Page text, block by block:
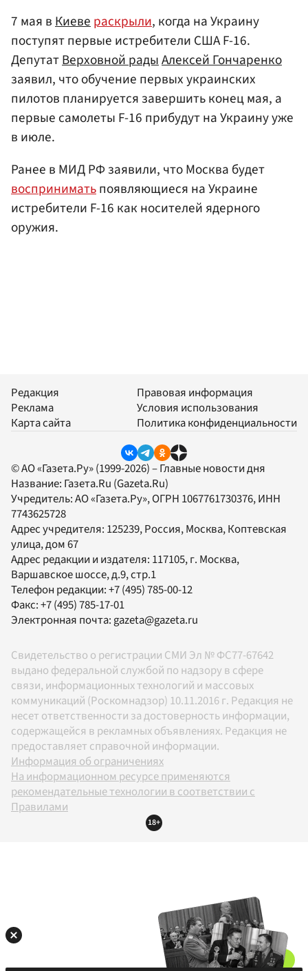
7 мая вКиевераскрыли, когда на Украину
поступят первые истребители США F-16.
ДепутатВерховной радыАлексей Гончаренко
заявил, что обучение первых украинских
пилотов планируется завершить конец мая, а
первые самолеты F-16 прибудут на Украину уже
в июле.
Ранее в МИД РФ заявили, что Москва будет
восприниматьпоявляющиеся на Украине
истребители F-16 как носителей ядерного
оружия.
Редакция
Реклама
Карта сайта
Правовая информация
Условия использования
Политика конфиденциальности
© АО «Газета.Ру» (1999-2026) – Главные новости дня
Название: Газета.Ru (Gazeta.Ru)
Учредитель:АО «Газета.Ру», ОГРН 1067761730376, ИНН
7743625728
Адрес учредителя: 125239, Россия, Москва, Коптевская
улица, дом 67
Адрес редакции и издателя: 117105, г. Москва,
Варшавское шоссе, д.9, стр.1
Телефон редакции:+7 (495) 785-00-12
Факс:+7 (495) 785-17-01
Электронная почта: gazeta@gazeta.ru
Свидетельство о регистрации СМИ Эл № ФС77-67642
выдано федеральной службой по надзору в сфере
связи, информационных технологий и массовых
коммуникаций (Роскомнадзор) 10.11.2016 г. Редакция не
несет ответственности за достоверность информации,
содержащейся в рекламных объявлениях. Редакция не
предоставляет справочной информации.
Информация об ограничениях
На информационном ресурсе применяются
рекомендательные технологии в соответствии с
Правилами
18+